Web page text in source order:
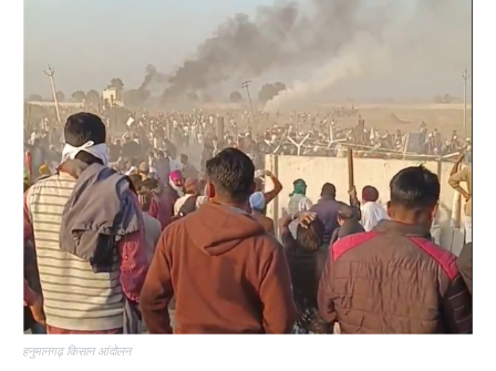
हनुमानगढ़ किसान आंदोलन